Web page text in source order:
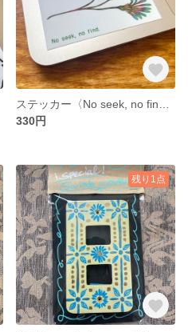
330円
残り1点